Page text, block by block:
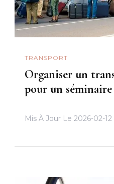
TRANSPORT
Organiser un
pour un séminaire
Mis À Jour Le 2026-02-12